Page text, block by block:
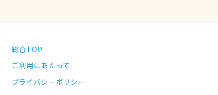
総合TOP
ご利用にあたって
プライバシーポリシー